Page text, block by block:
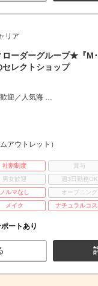
リア
ローダーグループ★『M
レクトショップ
歓迎／人気海 …
アウトレット）
社割制度 賞与
男女歓迎 週3日勤務OK
ノルマなし オープニング
メイク ナチュラルコス
ートあり